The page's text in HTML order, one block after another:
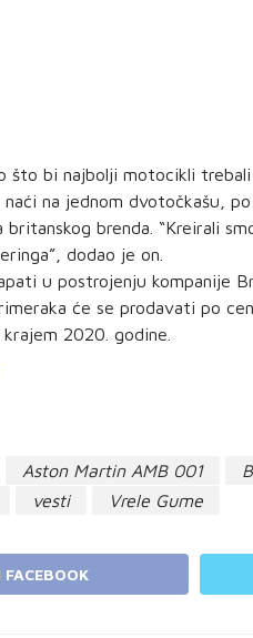
što bi najbolji motocikli
na jednom dvotočkašu,
britanskog brenda. “Kreirali
dodao je on.
u postrojenju kompanije
će se prodavati po
2020. godine.
Aston Martin AMB 001
vesti Vrele Gume
FACEBOOK